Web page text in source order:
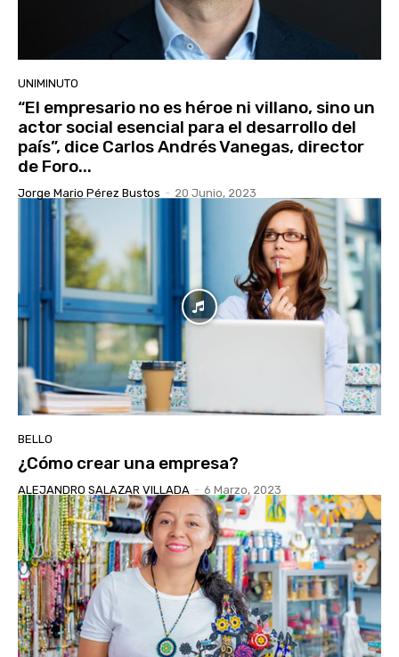
UNIMINUTO
“El empresario no es héroe ni villano, sino un
actor social esencial para el desarrollo del
país”, dice Carlos Andrés Vanegas, director
de Foro...
Jorge Mario Pérez Bustos - 20 Junio, 2023
BELLO
¿Cómo crear una empresa?
ALEJANDRO SALAZAR VILLADA - 6 Marzo, 2023